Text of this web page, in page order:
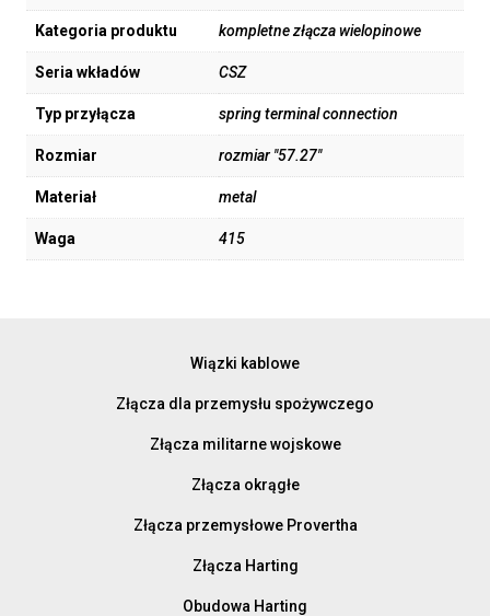
Kategoria produktu kompletne złącza wielopinowe
Seria wkładów CSZ
Typ przyłącza spring terminal connection
Rozmiar rozmiar "57.27"
Materiał metal
Waga 415
Wiązki kablowe
Złącza dla przemysłu spożywczego
Złącza militarne wojskowe
Złącza okrągłe
Złącza przemysłowe Provertha
Złącza Harting
Obudowa Harting